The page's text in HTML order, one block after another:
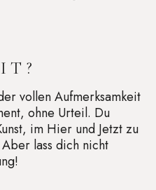
vollen Aufmerksamkeit
ohne Urteil. Du
im Hier und Jetzt zu
lass dich nicht